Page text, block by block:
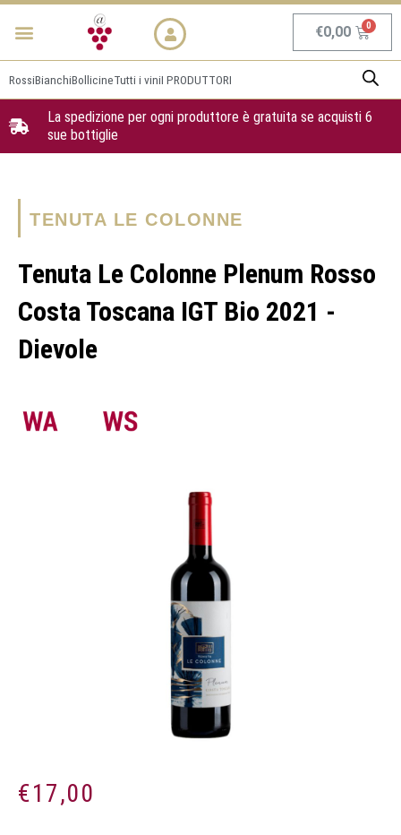
Vai
Menu €0,00
RossiBianchiBollicineTutti i viniI PRODUTTORI
La spedizione per ogni produttore è gratuita se acquisti 6
sue bottiglie
TENUTA LE COLONNE
Tenuta Le Colonne Plenum Rosso
Costa Toscana IGT Bio 2021 -
Dievole
€17,00